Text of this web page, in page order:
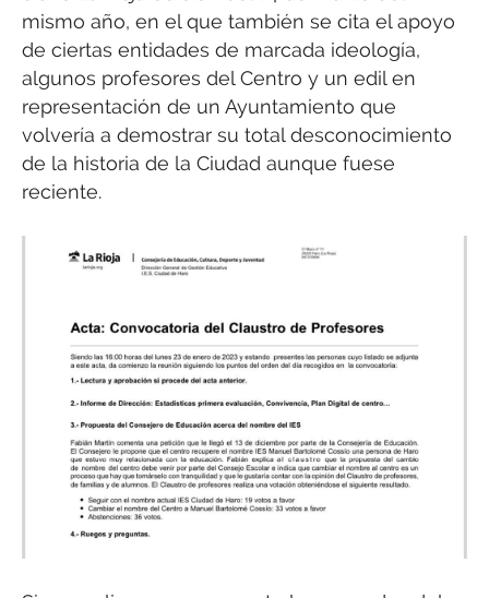
mismo año, en el que también se cita el apoyo
de ciertas entidades de marcada ideología,
algunos profesores del Centro y un edil en
representación de un Ayuntamiento que
volvería a demostrar su total desconocimiento
de la historia de la Ciudad aunque fuese
reciente.